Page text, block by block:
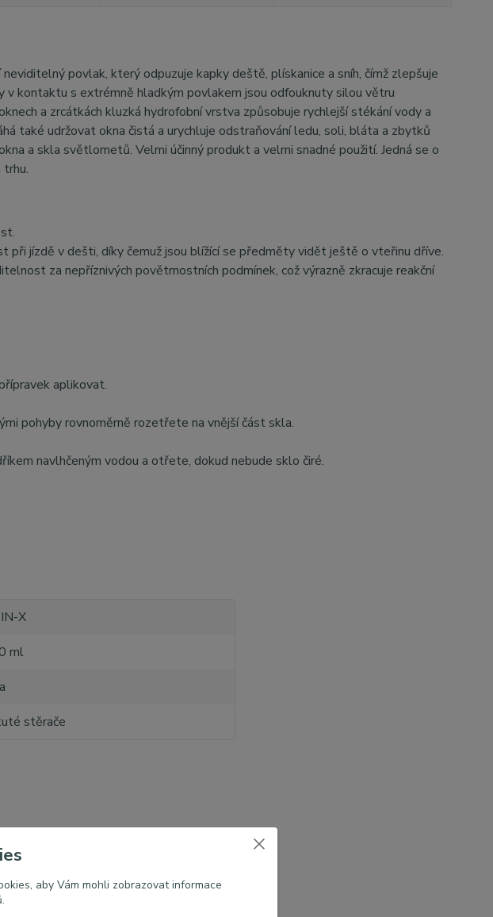
povlak, který odpuzuje kapky deště, plískanice a sníh, čímž zlepšuje
kontaktu s extrémně hladkým povlakem jsou odfouknuty silou větru
a zrcátkách kluzká hydrofobní vrstva způsobuje rychlejší stékání vody a
také udržovat okna čistá a urychluje odstraňování ledu, soli, bláta a zbytků
a skla světlometů. Velmi účinný produkt a velmi snadné použití. Jedná se o
při jízdě v dešti, díky čemuž jsou blížící se předměty vidět ještě o vteřinu dříve.
za nepříznivých povětrnostních podmínek, což výrazně zkracuje reakční
aplikovat.
pohyby rovnoměrně rozetřete na vnější část skla.
navlhčeným vodou a otřete, dokud nebude sklo čiré.
X
ml
stěrače
tekutéaby Vám mohli zobrazovat informace